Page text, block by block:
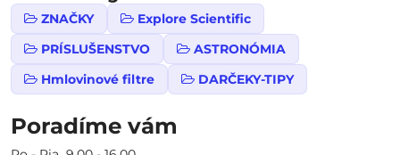
ZNAČKY
Explore Scientific
PRÍSLUŠENSTVO
ASTRONÓMIA
Hmlovinové filtre
DARČEKY-TIPY
Poradíme vám